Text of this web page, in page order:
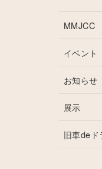
MMJCC
イベント
お知らせ
展示
旧車deド